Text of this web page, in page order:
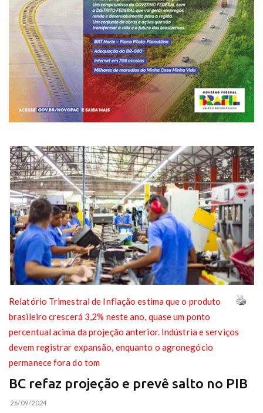
Relatório Trimestral de Inflação estima que o produto
brasileiro crescerá 3,2% neste ano, quase um ponto
percentual acima da projeção anterior. Indústria e serviços
devem registrar expansão, enquanto o agronegócio
permanece fora do tom
BC refaz projeção e prevê salto no PIB
26/09/2024